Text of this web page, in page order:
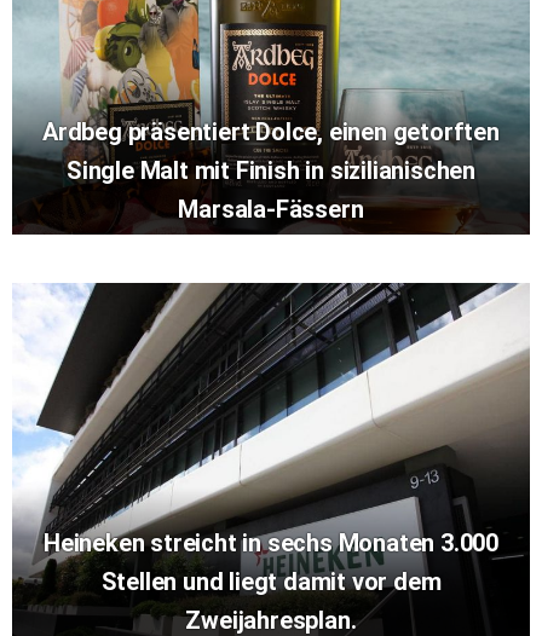
Ardbeg präsentiert Dolce, einen getorften
Single Malt mit Finish in sizilianischen
Marsala-Fässern
Heineken streicht in sechs Monaten 3.000
Stellen und liegt damit vor dem
Zweijahresplan.